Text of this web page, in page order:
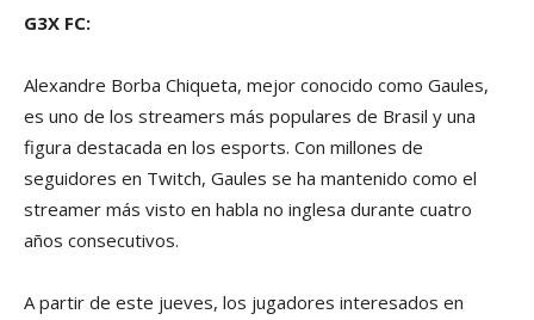
G3X FC:
Alexandre Borba Chiqueta, mejor conocido como Gaules,
es uno de los streamers más populares de Brasil y una
figura destacada en los esports. Con millones de
seguidores en Twitch, Gaules se ha mantenido como el
streamer más visto en habla no inglesa durante cuatro
años consecutivos.
A partir de este jueves, los jugadores interesados en